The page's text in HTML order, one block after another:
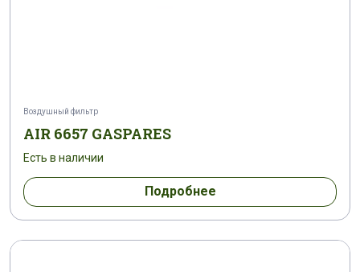
Воздушный фильтр
AIR 6657 GASPARES
Есть в наличии
Подробнее